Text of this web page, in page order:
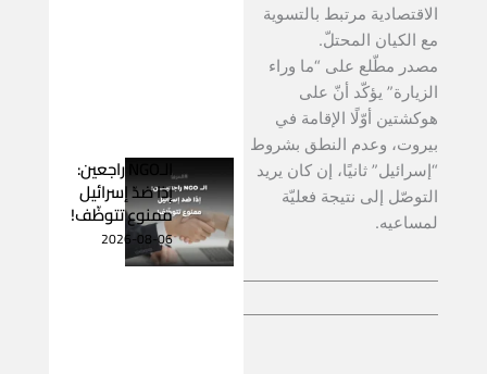
الاقتصادية مرتبط بالتسوية
مع الكيان المحتلّ.
مصدر مطّلع على “ما وراء
الزيارة” يؤكّد أنّ على
هوكشتين أوّلًا الإقامة في
بيروت، وعدم النطق بشروط
“إسرائيل” ثانيًا، إن كان يريد
التوصّل إلى نتيجة فعليّة
لمساعيه.
الـNGO راجعين:
إذا ضدّ إسرائيل
ممنوع تتوظّف!
2026-08-06